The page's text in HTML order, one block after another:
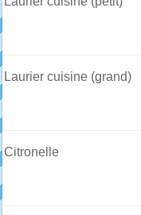
Laurier cuisine (grand)
Citronelle